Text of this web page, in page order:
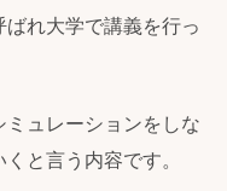
れ大学で講義を行っ
ュレーションをしな
と言う内容です。